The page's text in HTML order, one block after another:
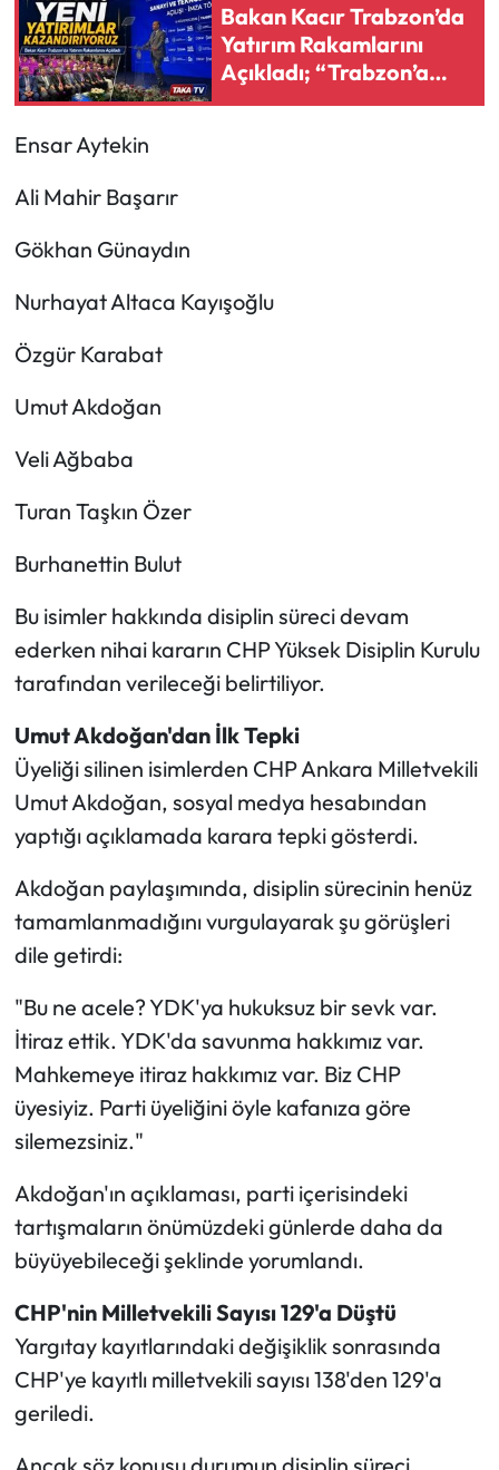
Bakan Kacır Trabzon’da
Yatırım Rakamlarını
Açıkladı; “Trabzon’a
Yeni Yatırımlar
Ensar Aytekin
Ali Mahir Başarır
Gökhan Günaydın
Nurhayat Altaca Kayışoğlu
Özgür Karabat
Umut Akdoğan
Veli Ağbaba
Turan Taşkın Özer
Burhanettin Bulut
Bu isimler hakkında disiplin süreci devam
ederken nihai kararın CHP Yüksek Disiplin Kurulu
tarafından verileceği belirtiliyor.
Umut Akdoğan'dan İlk Tepki
Üyeliği silinen isimlerden CHP Ankara Milletvekili
Umut Akdoğan, sosyal medya hesabından
yaptığı açıklamada karara tepki gösterdi.
Akdoğan paylaşımında, disiplin sürecinin henüz
tamamlanmadığını vurgulayarak şu görüşleri
dile getirdi:
"Bu ne acele? YDK'ya hukuksuz bir sevk var.
İtiraz ettik. YDK'da savunma hakkımız var.
Mahkemeye itiraz hakkımız var. Biz CHP
üyesiyiz. Parti üyeliğini öyle kafanıza göre
silemezsiniz."
Akdoğan'ın açıklaması, parti içerisindeki
tartışmaların önümüzdeki günlerde daha da
büyüyebileceği şeklinde yorumlandı.
CHP'nin Milletvekili Sayısı 129'a Düştü
Yargıtay kayıtlarındaki değişiklik sonrasında
CHP'ye kayıtlı milletvekili sayısı 138'den 129'a
geriledi.